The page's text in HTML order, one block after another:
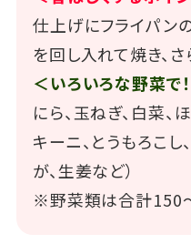
仕上げにフライパン
を回し入れて焼き、
＜いろいろな野菜で
にら、玉ねぎ、白菜、
キーニ、とうもろこし
が、生姜など）
※野菜類は合計150